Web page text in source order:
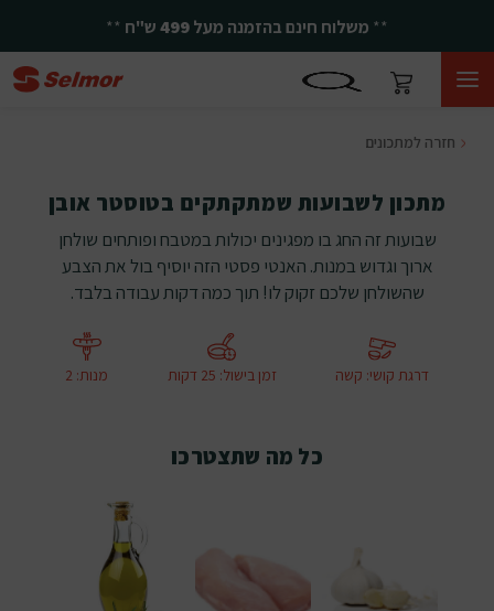
** משלוח חינם בהזמנה מעל499ש"ח **
חזרה למתכונים
מתכון לשבועות שמתקתקים בטוסטר אובן
שבועות זה החג בו מפגינים יכולות במטבח ופותחים שולחן
ארוך וגדוש במנות. האנטי פסטי הזה יוסיף בול את הצבע
שהשולחן שלכם זקוק לו! תוך כמה דקות עבודה בלבד.
דרגת קושי: קשה זמן בישול: 25 דקות מנות:
2
כל מה שתצטרכו